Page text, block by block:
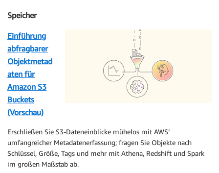
Speicher
Einführung
abfragbarer
Objektmetad
aten für
Amazon S3
Buckets
(Vorschau)
Erschließen Sie S3-Dateneinblicke mühelos mit AWS‘
umfangreicher Metadatenerfassung; fragen Sie Objekte nach
Schlüssel, Größe, Tags und mehr mit Athena, Redshift und Spark
im großen Maßstab ab.